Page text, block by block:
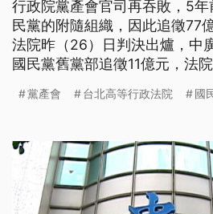
行政院黨產會官司再吞敗，5
民黨的附隨組織，因此追徵77
法院昨（26）日判決出爐，中
國民黨舊黨部追徵11億元，法
黨產會 台北高等行政法院 國